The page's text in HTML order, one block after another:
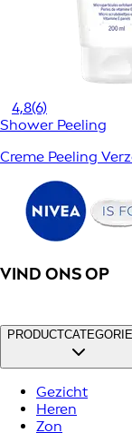
4,8(6)
Shower Peeling
Creme Peeling
VIND ONS OP
Gezicht
Heren
Zon